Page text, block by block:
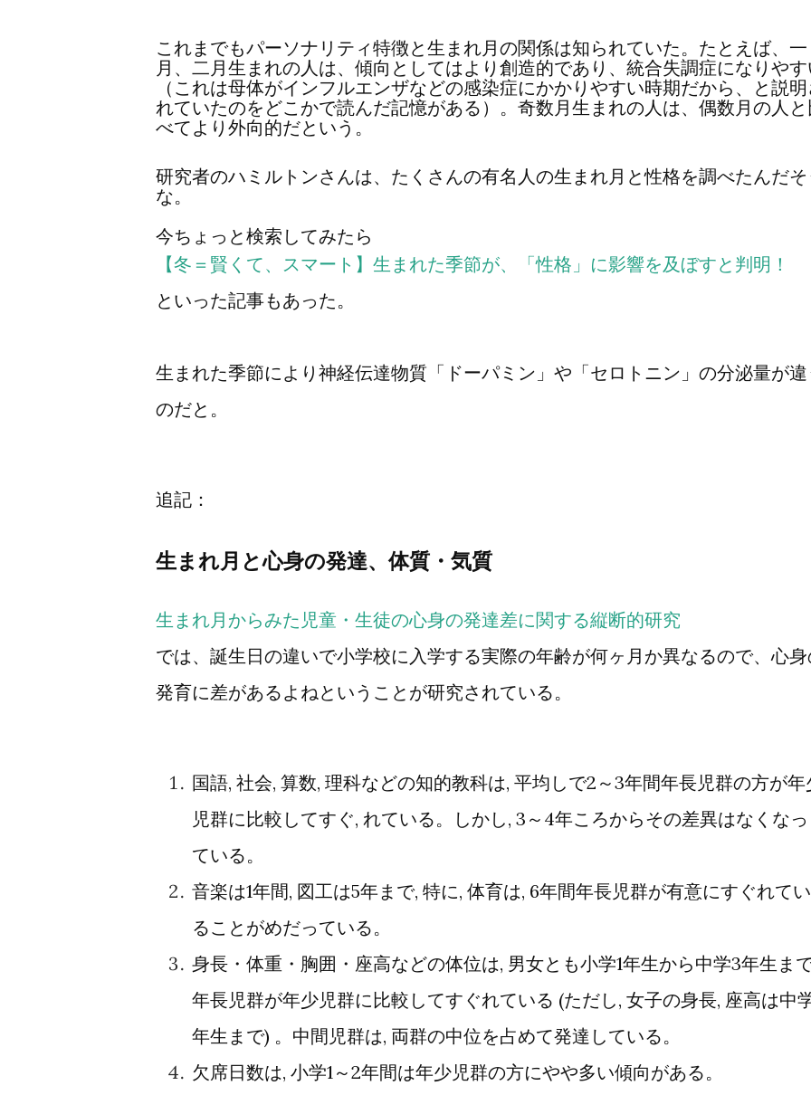
これまでもパーソナリティ特徴と生まれ月の関係は知られていた。たとえば、一
月、二月生まれの人は、傾向としてはより創造的であり、統合失調症になりや
（これは母体がインフルエンザなどの感染症にかかりやすい時期だから、と説
れていたのをどこかで読んだ記憶がある）。奇数月生まれの人は、偶数月の人
べてより外向的だという。
研究者のハミルトンさんは、たくさんの有名人の生まれ月と性格を調べたんだ
な。
今ちょっと検索してみたら
【冬＝賢くて、スマート】生まれた季節が、「性格」に影響を及ぼすと判明！
といった記事もあった。
生まれた季節により神経伝達物質「ドーパミン」や「セロトニン」の分泌量が
のだと。
追記：
生まれ月と心身の発達、体質・気質
生まれ月からみた児童・生徒の心身の発達差に関する縦断的研究
では、誕生日の違いで小学校に入学する実際の年齢が何ヶ月か異なるので、心
発育に差があるよねということが研究されている。
国語, 社会, 算数, 理科などの知的教科は, 平均しで2～3年間年長児群の方が年
児群に比較してすぐ, れている。しかし, 3～4年ころからその差異はなくなっ
ている。
音楽は1年間, 図工は5年まで, 特に, 体育は, 6年間年長児群が有意にすぐれてい
ることがめだっている。
身長・体重・胸囲・座高などの体位は, 男女とも小学1年生から中学3年生ま
年長児群が年少児群に比較してすぐれている (ただし, 女子の身長, 座高は中
年生まで) 。中間児群は, 両群の中位を占めて発達している。
欠席日数は, 小学1～2年間は年少児群の方にやや多い傾向がある。